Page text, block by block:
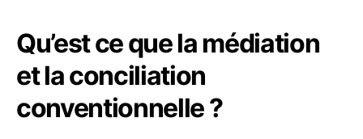
Qu’est ce que la médiation
et la conciliation
conventionnelle ?